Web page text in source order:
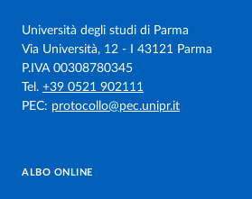
Università degli studi di Parma
Via Università, 12 - I 43121 Parma
P.IVA 00308780345
Tel. +39 0521 902111
PEC: protocollo@pec.unipr.it
ALBO ONLINE